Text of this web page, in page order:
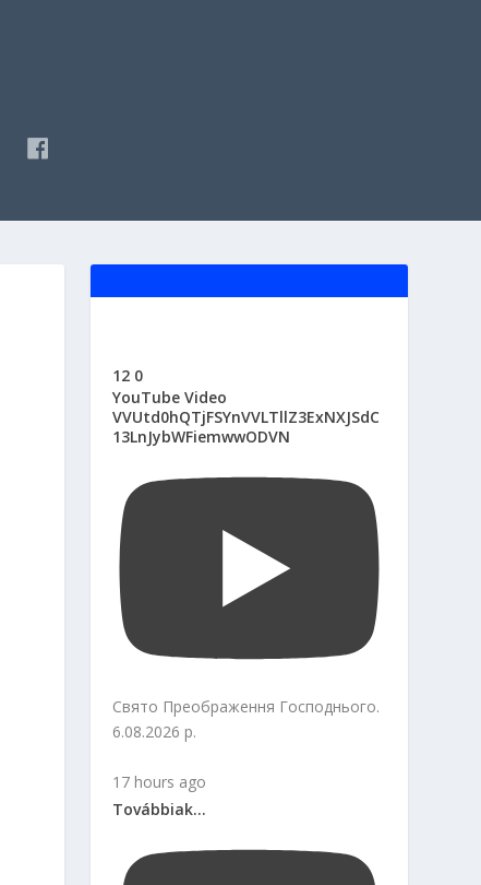
B
12 0
YouTube Video
VVUtd0hQTjFSYnVVLTllZ3ExNXJSdC
13LnJybWFiemwwODVN
Свято Преображення Господнього.
6.08.2026 р.
17 hours ago
Továbbiak...